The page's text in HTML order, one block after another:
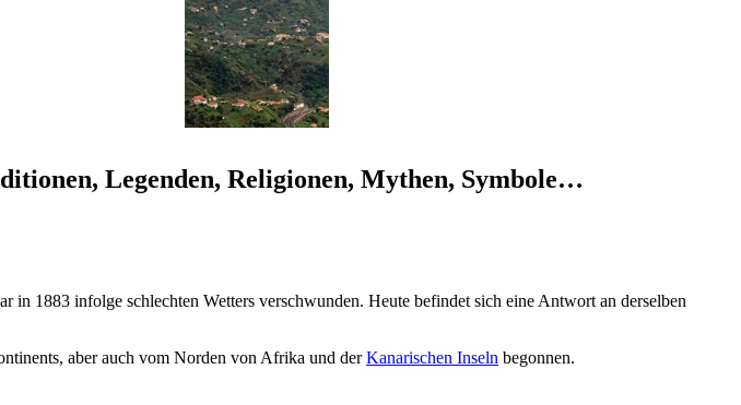
Legenden, Religionen, Mythen, Symbole…
1883 infolge schlechten Wetters verschwunden. Heute befindet sich eine Antwort an derselben
aber auch vom Norden von Afrika und derKanarischen Inseln begonnen.